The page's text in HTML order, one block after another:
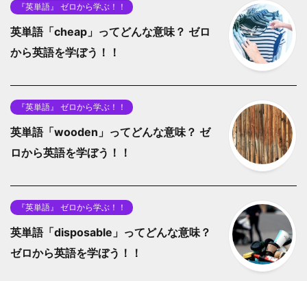
『英単語』 ゼロから学ぶ！！
英単語「cheap」ってどんな意味？ ゼロ
から英語を学ぼう！！
『英単語』 ゼロから学ぶ！！
英単語「wooden」ってどんな意味？ ゼ
ロから英語を学ぼう！！
『英単語』 ゼロから学ぶ！！
英単語「disposable」ってどんな意味？
ゼロから英語を学ぼう！！